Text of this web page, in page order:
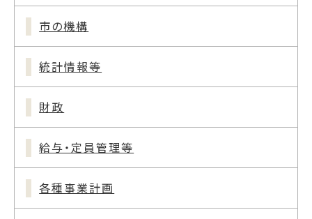
市の機構
統計情報等
財政
給与・定員管理等
各種事業計画